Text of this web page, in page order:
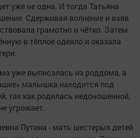
уже не одна. И тогда Татьяна
Сдерживая волнение и взяв
грамотно и чётко. Затем
в тёплое одеяло и оказала
уже выписалась из роддома, а
малышка находится под
так как родилась недоношенной,
угрожает.
Путина - мать шестерых детей